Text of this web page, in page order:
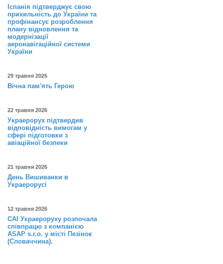
Іспанія підтверджує свою
прихильність до України та
профінансує розроблення
плану відновлення та
модернізації
аеронавігаційної системи
України
29 травня 2026
Вічна пам'ять Герою
22 травня 2026
Украерорух підтвердив
відповідність вимогам у
сфері підготовки з
авіаційної безпеки
21 травня 2026
День Вишиванки в
Украерорусі
12 травня 2026
САІ Украероруху розпочала
співпрацю з компанією
ASAP s.r.o. у місті Пезінок
(Словаччина).